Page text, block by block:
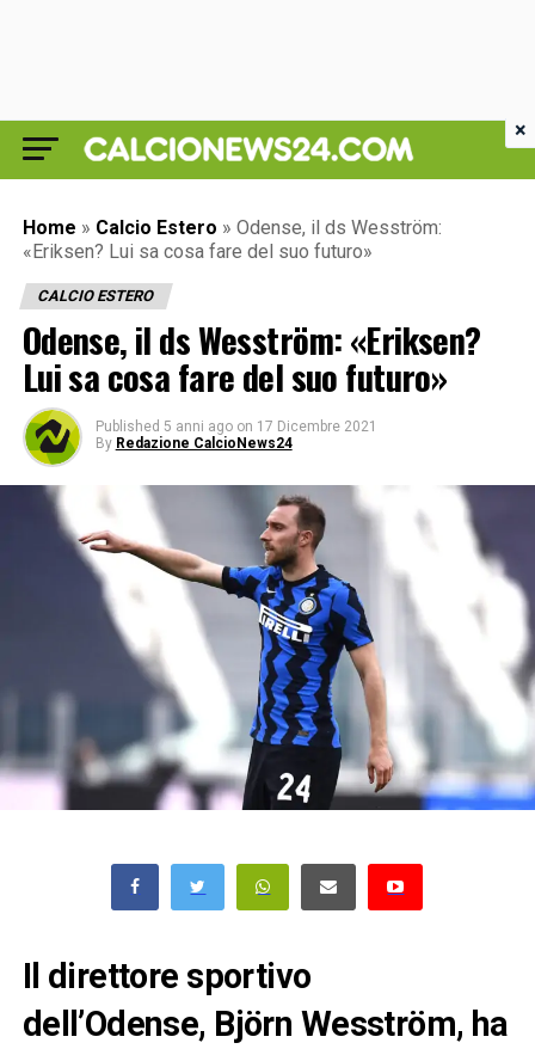
Home » Calcio Estero » Odense, il ds Wesström:
«Eriksen? Lui sa cosa fare del suo futuro»
CALCIO ESTERO
Odense, il ds Wesström: «Eriksen?
Lui sa cosa fare del suo futuro»
Published 5 anni ago on 17 Dicembre 2021
By Redazione CalcioNews24
Il direttore sportivo
dell’Odense, Björn Wesström, ha
×